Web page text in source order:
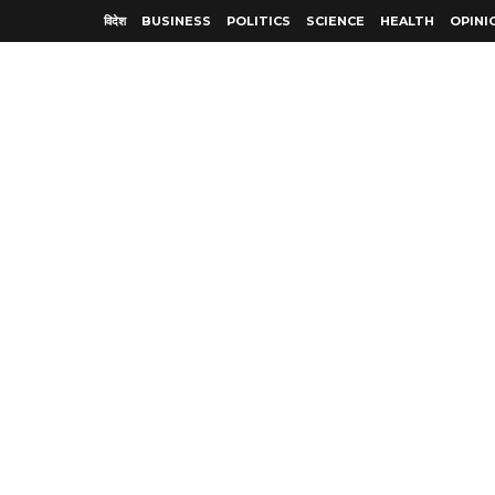
विदेश BUSINESS POLITICS SCIENCE HEALTH